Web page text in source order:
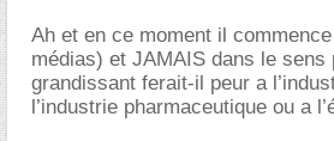
Ah et en ce moment il
médias) et JAMAIS dans le
grandissant ferait-il peur a
l’industrie pharmaceutique ou a